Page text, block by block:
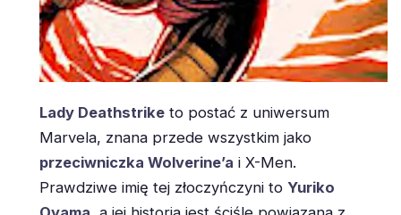
Lady Deathstrike to postać z uniwersum
Marvela, znana przede wszystkim jako
przeciwniczka Wolverine’a i X-Men.
Prawdziwe imię tej złoczyńczyni to Yuriko